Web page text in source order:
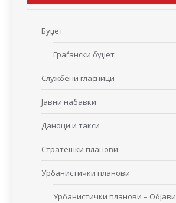
Буџет
Граѓански буџет
Службени гласници
Јавни набавки
Даноци и такси
Стратешки планови
Урбанистички планови
Урбанистички планови – Објави